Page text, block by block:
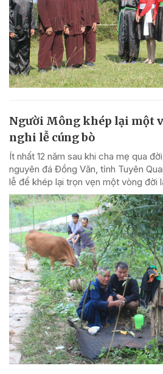
Người Mông khép lại một
nghi lễ cúng bò
Ít nhất 12 năm sau khi cha mẹ qua
nguyên đá Đồng Văn, tỉnh Tuyên
lễ để khép lại trọn vẹn một vòng đời